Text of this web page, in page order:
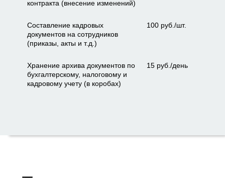
контракта (внесение изменений)
Составление кадровых
документов на сотрудников
(приказы, акты и т.д.)
100 руб./шт.
Хранение архива документов по
бухгалтерскому, налоговому и
кадровому учету (в коробах)
15 руб./день